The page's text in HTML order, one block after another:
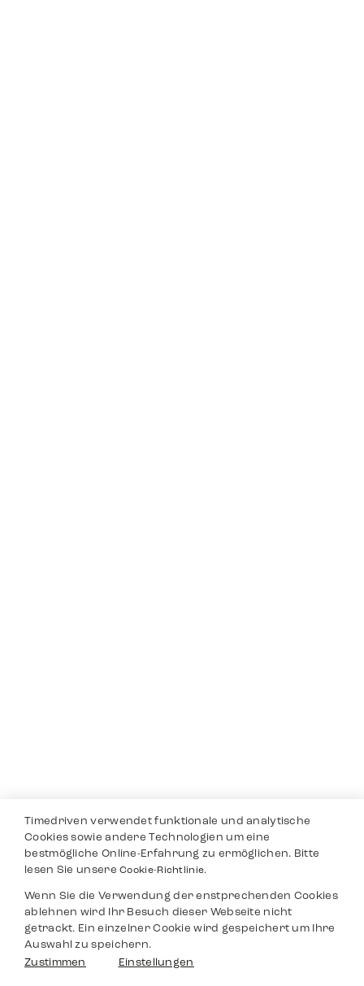
Timedriven verwendet funktionale und analytische
Cookies sowie andere Technologien um eine
bestmögliche Online-Erfahrung zu ermöglichen. Bitte
lesen Sie unsereCookie-Richtlinie.
Wenn Sie die Verwendung der enstprechenden Cookies
ablehnen wird Ihr Besuch dieser Webseite nicht
getrackt. Ein einzelner Cookie wird gespeichert um Ihre
Auswahl zu speichern.
Zustimmen
Einstellungen